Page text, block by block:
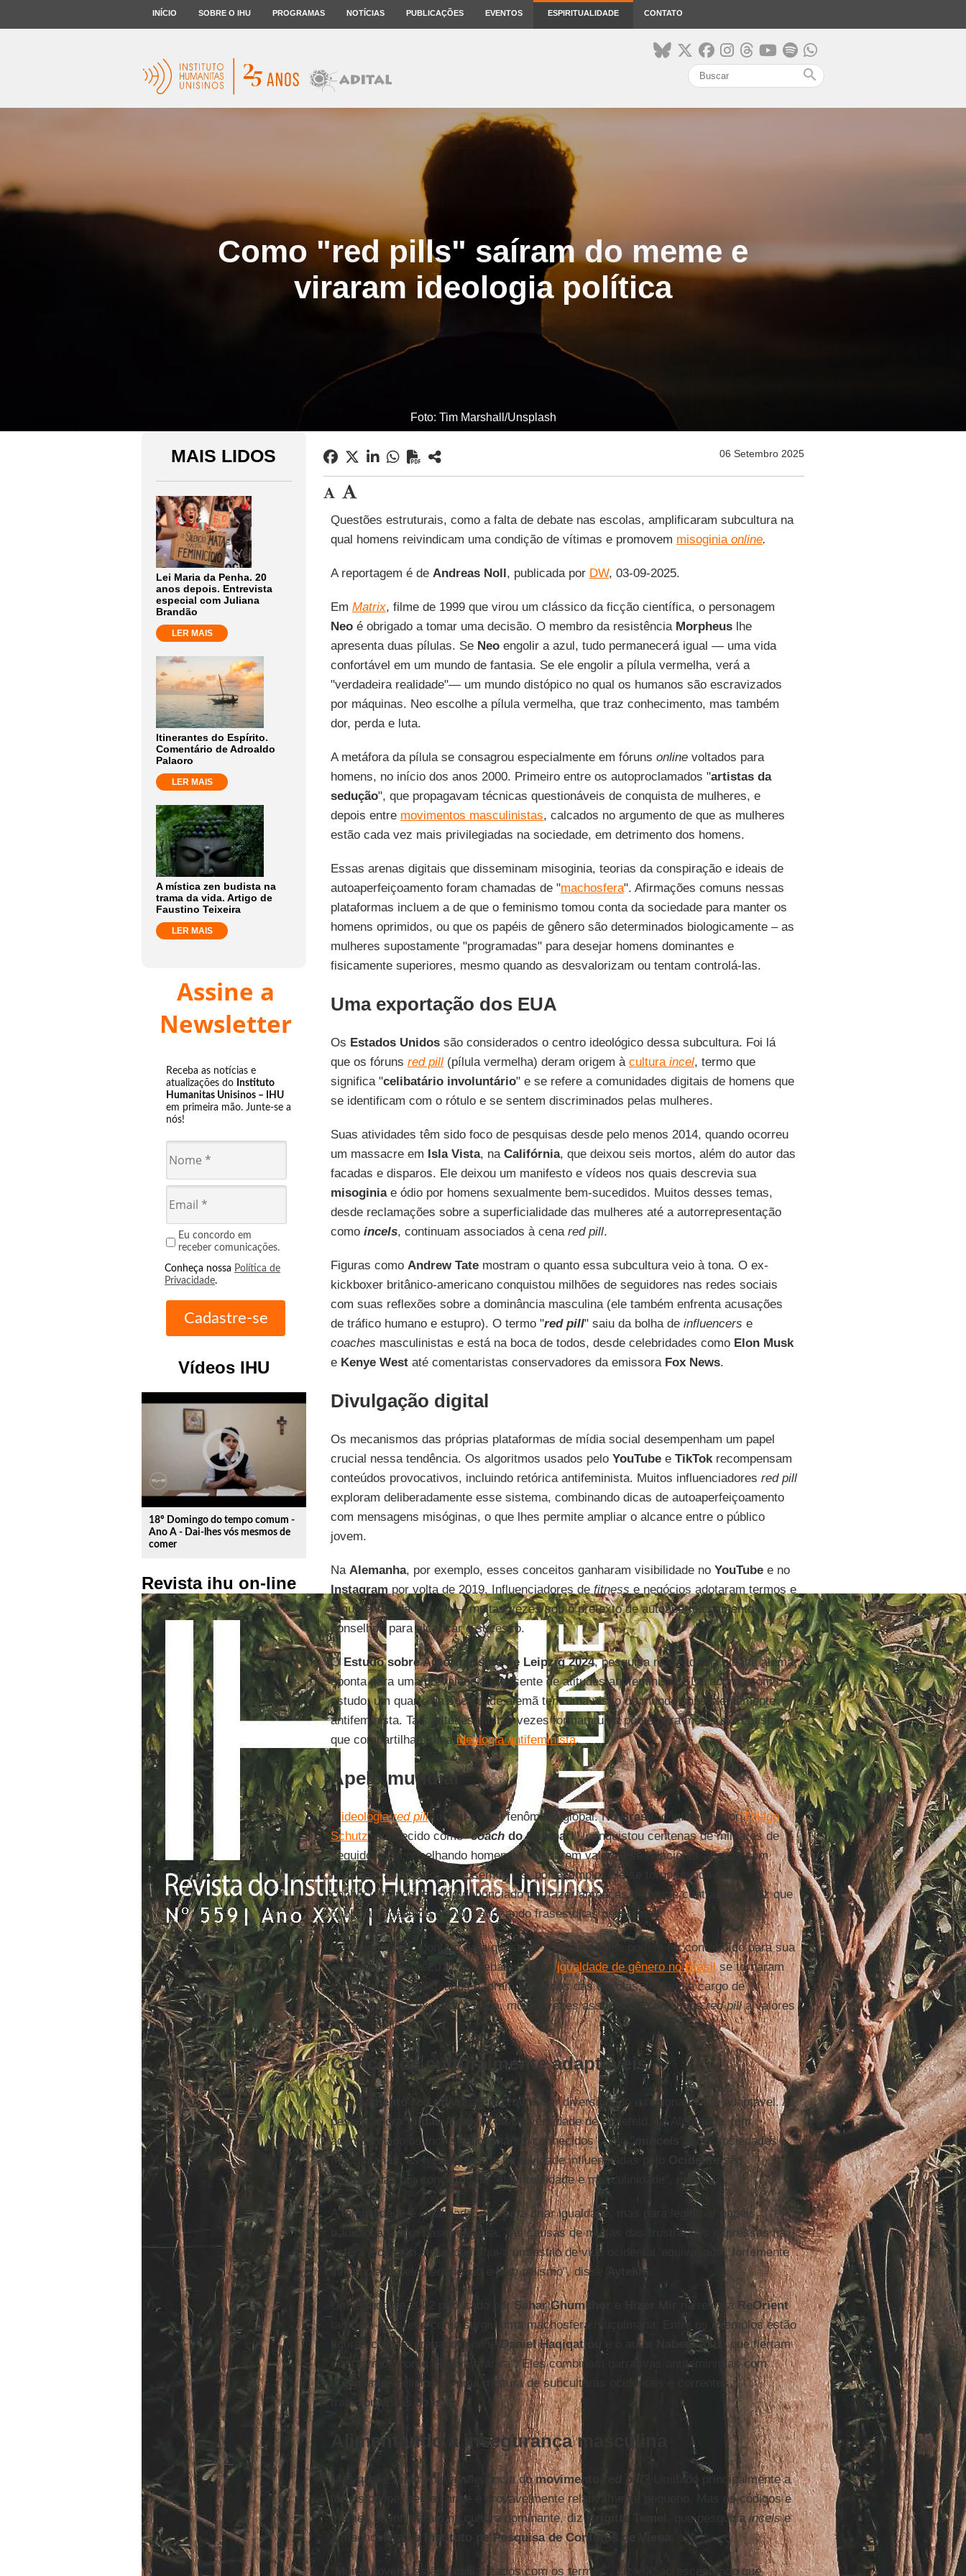
INÍCIO SOBRE O IHU PROGRAMAS NOTÍCIAS PUBLICAÇÕES EVENTOS ESPIRITUALIDADE CONTATO
search
Como "red pills" saíram do meme e
viraram ideologia política
Foto: Tim Marshall/Unsplash
MAIS LIDOS
Lei Maria da Penha. 20
anos depois. Entrevista
especial com Juliana
Brandão
LER MAIS
Itinerantes do Espírito.
Comentário de Adroaldo
Palaoro
LER MAIS
A mística zen budista na
trama da vida. Artigo de
Faustino Teixeira
LER MAIS
Assine a
Newsletter
Receba as notícias e
atualizações do Instituto
Humanitas Unisinos – IHU
em primeira mão. Junte-se a
nós!
Eu concordo em
receber comunicações.
Conheça nossa Política de
Privacidade.
Vídeos IHU
play_circle_outline
18º Domingo do tempo comum -
Ano A - Dai-lhes vós mesmos de
comer
Revista ihu on-line
06 Setembro 2025
Questões estruturais, como a falta de debate nas escolas, amplificaram subcultura na
qual homens reivindicam uma condição de vítimas e promovem misoginia online.
A reportagem é de Andreas Noll, publicada por DW, 03-09-2025.
Em Matrix, filme de 1999 que virou um clássico da ficção científica, o personagem
Neoé obrigado a tomar uma decisão. O membro da resistência Morpheuslhe
apresenta duas pílulas. Se Neoengolir a azul, tudo permanecerá igual — uma vida
confortável em um mundo de fantasia. Se ele engolir a pílula vermelha, verá a
"verdadeira realidade"— um mundo distópico no qual os humanos são escravizados
por máquinas. Neo escolhe a pílula vermelha, que traz conhecimento, mas também
dor, perda e luta.
A metáfora da pílula se consagrou especialmente em fóruns onlinevoltados para
homens, no início dos anos 2000. Primeiro entre os autoproclamados "artistas da
sedução", que propagavam técnicas questionáveis de conquista de mulheres, e
depois entre movimentos masculinistas, calcados no argumento de que as mulheres
estão cada vez mais privilegiadas na sociedade, em detrimento dos homens.
Essas arenas digitais que disseminam misoginia, teorias da conspiração e ideais de
autoaperfeiçoamento foram chamadas de "machosfera". Afirmações comuns nessas
plataformas incluem a de que o feminismo tomou conta da sociedade para manter os
homens oprimidos, ou que os papéis de gênero são determinados biologicamente – as
mulheres supostamente "programadas" para desejar homens dominantes e
fisicamente superiores, mesmo quando as desvalorizam ou tentam controlá-las.
Uma exportação dos EUA
Os Estados Unidossão considerados o centro ideológico dessa subcultura. Foi lá
que os fóruns red pill(pílula vermelha) deram origem à cultura incel, termo que
significa "celibatário involuntário" e se refere a comunidades digitais de homens que
se identificam com o rótulo e se sentem discriminados pelas mulheres.
Suas atividades têm sido foco de pesquisas desde pelo menos 2014, quando ocorreu
um massacre em Isla Vista, na Califórnia, que deixou seis mortos, além do autor das
facadas e disparos. Ele deixou um manifesto e vídeos nos quais descrevia sua
misoginiae ódio por homens sexualmente bem-sucedidos. Muitos desses temas,
desde reclamações sobre a superficialidade das mulheres até a autorrepresentação
como incels, continuam associados à cena red pill.
Figuras como Andrew Tatemostram o quanto essa subcultura veio à tona. O ex-
kickboxer britânico-americano conquistou milhões de seguidores nas redes sociais
com suas reflexões sobre a dominância masculina (ele também enfrenta acusações
de tráfico humano e estupro). O termo "red pill" saiu da bolha de influencers e
coaches masculinistas e está na boca de todos, desde celebridades como Elon Musk
e Kenye Westaté comentaristas conservadores da emissora Fox News.
Divulgação digital
Os mecanismos das próprias plataformas de mídia social desempenham um papel
crucial nessa tendência. Os algoritmos usados pelo YouTubee TikTokrecompensam
conteúdos provocativos, incluindo retórica antifeminista. Muitos influenciadores red pill
exploram deliberadamente esse sistema, combinando dicas de autoaperfeiçoamento
com mensagens misóginas, o que lhes permite ampliar o alcance entre o público
jovem.
Na Alemanha, por exemplo, esses conceitos ganharam visibilidade no YouTubee no
Instagram por volta de 2019. Influenciadores de fitness e negócios adotaram termos e
argumentos dared pill— muitas vezes sob o pretexto de autoaperfeiçoamento e
conselhos para alcançar o sucesso.
OEstudo sobre Autoritarismo de Leipzig 2024, pesquisa realizada na cidade alemã,
aponta para uma prevalência crescente de atitudes antifeministas. De acordo com o
estudo, um quarto da sociedade alemã tem uma visão de mundo consistentemente
antifeminista. Tais atitudes muitas vezes formam uma ponte para meios extremistas
que compartilham umaideologia antifeminista.
Apelo mundial
A ideologiared pilltornou-se um fenômeno global. NoBrasil, o influenciadorThiago
Schutz, conhecido como "coachdo Campari", conquistou centenas de milhares de
seguidores aconselhando homens a "se darem valor" e se relacionar apenas com
mulheres abaixo dos 30 e sem filhos, por exemplo. Ele se tornou ainda mais
conhecido após ter sido denunciado por fazer ameaças de morte contra uma atriz que
publicou vídeos de humor satirizando frases ditas pelocoach.
Pesquisadores apontam para questões estruturais que podem ter contribuído para sua
ascensão. Desde 2010, os debates sobreigualdade de gênero no Brasilse tornaram
cada vez mais politizados e foram excluídos das escolas, ficando a cargo de
influenciadores explorar o tema, muitas vezes associando conteúdosred pilla valores
morais tradicionais.
Conceitos culturalmente adaptáveis
Omovimento red pill
também provou ser diversificado e regionalmente adaptável. A
pesquisadora
Vildan Aytekin, da Universidade de Bielefeld, na Alemanha, tem
acompanhado osincelsmuçulmanos conhecidos como "mincels
". Nas sociedades
muçulmanas, as hierarquias de atratividade influenciadas pelo
Ocidente são
substituídas por conceitos de "espiritualidade e masculinidade", explica.
A feminilidade é idealizada, não para criar igualdade, mas para legitimar papéis
tradicionais com base religiosa. "As causas de muitas das frustrações expressas na
esfera
incelsão atribuídas aqui a um estilo de vida ocidental 'equivocado', fortemente
influenciado pelo hedonismo e pelo niilismo", disse
Aytekin
Um estudo de 2022 publicado porSahar Ghumkhor na revista ReOrient
também descreve como surgiu uma machosfera muçulmana. Entre os exemplos estão
figuras como o pregadoronline Daniel Haqiqatjou e o autor Nabeel Aziz
, que flertam
com termos como "Sharia branca". Eles combinam narrativas antifeministas com
argumentos religiosos, uma mistura de subculturas ocidentais e correntes
tradicionalistas do
Islã .
Alimentando a insegurança masculina
Mas qual é realmente a relevância domovimento red pill
? Limitado principalmente a
fóruns online,
seu alcance é provavelmente relativamente pequeno. Mas os códigos e
memes se infiltraram na cultura dominante, dizBrigitte Temel , que pesquisa incelse
a machosfera no
Instituto de Pesquisa de Conflitos de Viena
"Muitos jovens estão familiarizados com os termos", diz ela, acrescentando que